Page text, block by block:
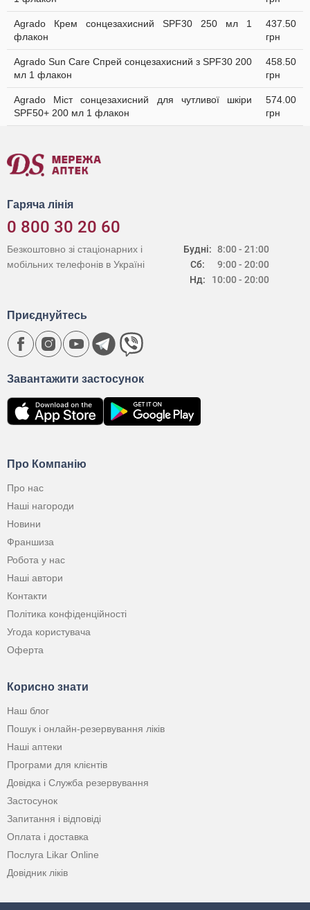
Agrado Крем сонцезахисний SPF30 250 мл 1
флакон
437.50
грн
Agrado Sun Care Спрей сонцезахисний з SPF30 200
мл 1 флакон
458.50
грн
Agrado Міст сонцезахисний для чутливої шкіри
SPF50+ 200 мл 1 флакон
574.00
грн
Гаряча лінія
0 800 30 20 60
Будні:
Сб:
Нд:
8:00 - 21:00
9:00 - 20:00
10:00 - 20:00
Безкоштовно зі стаціонарних і
мобільних телефонів в Україні
Про Компанію
Про нас
Наші нагороди
Новини
Франшиза
Робота у нас
Наші автори
Контакти
Політика конфіденційності
Угода користувача
Оферта
Корисно знати
Наш блог
Пошук і онлайн-резервування ліків
Наші аптеки
Програми для клієнтів
Довідка і Служба резервування
Застосунок
Запитання і відповіді
Оплата і доставка
Послуга Likar Online
Довідник ліків
Завантажити застосунок
Приєднуйтесь